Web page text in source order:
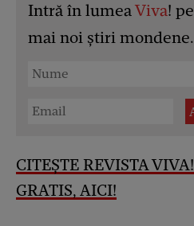
Intră în lumeaViva!
mai noi știri mondene.
CITEȘTE REVISTA
GRATIS, AICI!